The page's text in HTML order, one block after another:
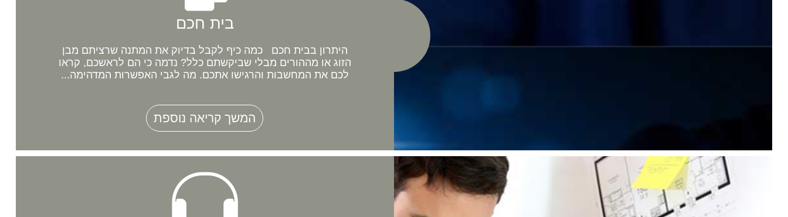
בית חכם
היתרון בבית חכם כמה כיף לקבל בדיוק את המתנה שרציתם מבן
הזוג או מההורים מבלי שביקשתם כלל? נדמה כי הם לראשכם, קראו
לכם את המחשבות והרגישו אתכם. מה לגבי האפשרות המדהימה...
המשך קריאה נוספת